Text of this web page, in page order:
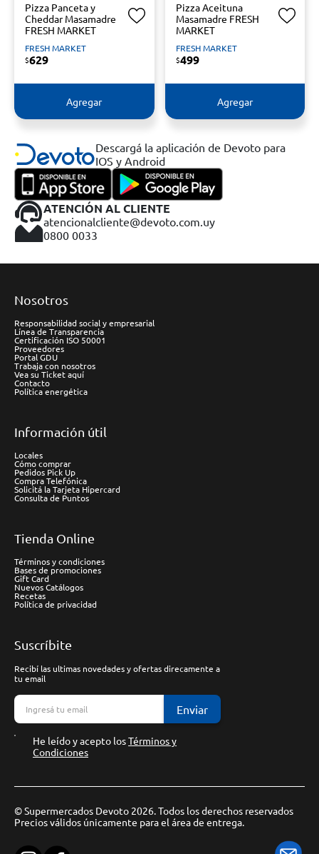
Pizza Panceta y
Cheddar Masamadre
FRESH MARKET
FRESH MARKET
$629
Agregar
Pizza Aceituna
Masamadre FRESH
MARKET
FRESH MARKET
$499
Agregar
Descargá la aplicación de Devoto para
IOS y Android
ATENCIÓN AL CLIENTE
atencionalcliente@devoto.com.uy
0800 0033
Nosotros
Responsabilidad social y empresarial
Línea de Transparencia
Certificación ISO 50001
Proveedores
Portal GDU
Trabaja con nosotros
Vea su Ticket aquí
Contacto
Política energética
Información útil
Locales
Cómo comprar
Pedidos Pick Up
Compra Telefónica
Solicitá la Tarjeta Hipercard
Consulta de Puntos
Tienda Online
Términos y condiciones
Bases de promociones
Gift Card
Nuevos Catálogos
Recetas
Política de privacidad
Suscríbite
Recibí las ultimas novedades y ofertas direcamente a
tu email
Enviar
He leído y acepto losTérminos y
Condiciones
© Supermercados Devoto 2026. Todos los derechos reservados
Precios válidos únicamente para el área de entrega.